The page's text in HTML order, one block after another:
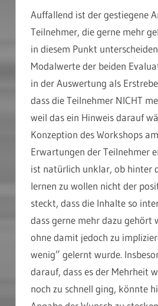
Auffallend ist der gestiegene
Teilnehmer, die gerne mehr
in diesem Punkt
Modalwerte der beiden
in der Auswertung als
dass die Teilnehmer NICHT
weil das ein Hinweis darauf
Konzeption des Workshops
Erwartungen der Teilnehmer
ist natürlich unklar, ob hinter
lernen zu wollen nicht der
steckt, dass die Inhalte so
dass gerne mehr dazu gehört
ohne damit jedoch zu
wenig” gelernt wurde.
darauf, dass es der Mehrheit
noch zu schnell ging, könnte